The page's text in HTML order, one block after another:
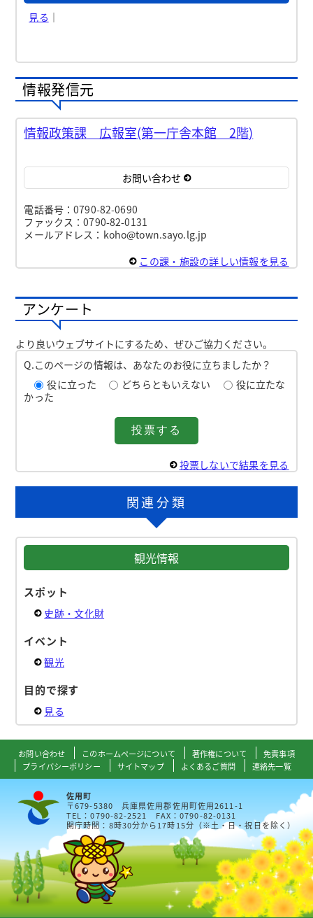
見る ｜
情報発信元
情報政策課 広報室(第一庁舎本館 2階)
お問い合わせ
電話番号：0790-82-0690
ファックス：0790-82-0131
メールアドレス：koho@town.sayo.lg.jp
この課・施設の詳しい情報を見る
アンケート
より良いウェブサイトにするため、ぜひご協力ください。
Q.このページの情報は、あなたのお役に立ちましたか？
役に立った
どちらともいえない
役に立たな
かった
投票しないで結果を見る
関連分類
観光情報
スポット
史跡・文化財
イベント
観光
目的で探す
見る
お問い合わせ このホームページについて 著作権について
免責事項
プライバシーポリシー
サイトマップ よくあるご質問 連絡先一覧
佐用町
〒679-5380 兵庫県佐用郡佐用町佐用2611-1
TEL：0790-82-2521 FAX：0790-82-0131
開庁時間：8時30分から17時15分（※土・日・祝日を除く）